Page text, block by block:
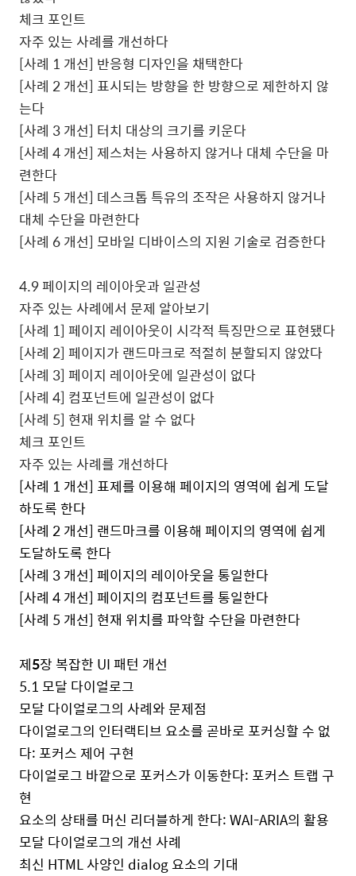
체크 포인트
자주 있는 사례를 개선하다
[사례 1 개선] 반응형 디자인을 채택한다
[사례 2개선] 표시되는 방향을 한 방향으로 제한하지 않
는다
[사례 3개선] 터치 대상의 크기를 키운다
[사례 4개선] 제스처는 사용하지 않거나 대체 수단을 마
련한다
[사례 5 개선] 데스크톱 특유의 조작은 사용하지 않거나
대체 수단을 마련한다
[사례 6개선] 모바일 디바이스의 지원 기술로 검증한다
4.9페이지의 레이아웃과 일관성
자주 있는 사례에서 문제 알아보기
[사례 1] 페이지 레이아웃이 시각적 특징만으로 표현됐다
[사례 2] 페이지가 랜드마크로 적절히 분할되지 않았다
[사례 3] 페이지 레이아웃에 일관성이 없다
[사례 4] 컴포넌트에 일관성이 없다
[사례 5] 현재 위치를 알 수 없다
체크 포인트
자주 있는 사례를 개선하다
[사례 1 개선] 표제를 이용해 페이지의 영역에 쉽게 도달
하도록 한다
[사례 2개선] 랜드마크를 이용해 페이지의 영역에 쉽게
도달하도록 한다
[사례 3개선] 페이지의 레이아웃을 통일한다
[사례 4개선] 페이지의 컴포넌트를 통일한다
[사례 5 개선] 현재 위치를 파악할 수단을 마련한다
제5장 복잡한 UI패턴 개선
5.1모달 다이얼로그
모달 다이얼로그의 사례와 문제점
다이얼로그의 인터랙티브 요소를 곧바로 포커싱할 수 없
다:포커스 제어 구현
다이얼로그 바깥으로 포커스가 이동한다:포커스 트랩 구
현
요소의 상태를 머신 리더블하게 한다: WAI-ARIA의 활용
모달 다이얼로그의 개선 사례
최신 HTML사양인 dialog요소의 기대